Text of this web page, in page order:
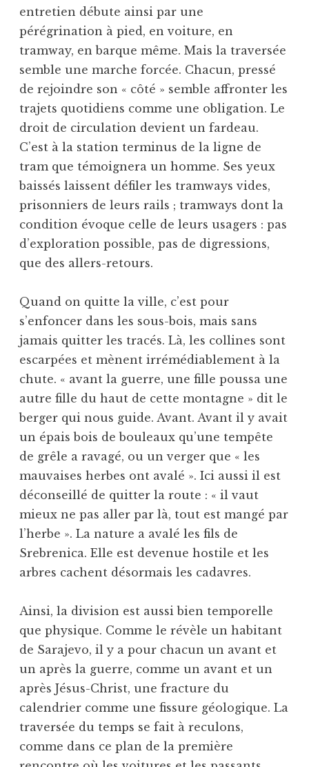
entretien débute ainsi par une
pérégrination à pied, en voiture, en
tramway, en barque même. Mais la traversée
semble une marche forcée. Chacun, pressé
de rejoindre son « côté » semble affronter les
trajets quotidiens comme une obligation. Le
droit de circulation devient un fardeau.
C’est à la station terminus de la ligne de
tram que témoignera un homme. Ses yeux
baissés laissent défiler les tramways vides,
prisonniers de leurs rails ; tramways dont la
condition évoque celle de leurs usagers : pas
d’exploration possible, pas de digressions,
que des allers-retours.
Quand on quitte la ville, c’est pour
s’enfoncer dans les sous-bois, mais sans
jamais quitter les tracés. Là, les collines sont
escarpées et mènent irrémédiablement à la
chute. « avant la guerre, une fille poussa une
autre fille du haut de cette montagne » dit le
berger qui nous guide. Avant. Avant il y avait
un épais bois de bouleaux qu’une tempête
de grêle a ravagé, ou un verger que « les
mauvaises herbes ont avalé ». Ici aussi il est
déconseillé de quitter la route : « il vaut
mieux ne pas aller par là, tout est mangé par
l’herbe ». La nature a avalé les fils de
Srebrenica. Elle est devenue hostile et les
arbres cachent désormais les cadavres.
Ainsi, la division est aussi bien temporelle
que physique. Comme le révèle un habitant
de Sarajevo, il y a pour chacun un avant et
un après la guerre, comme un avant et un
après Jésus-Christ, une fracture du
calendrier comme une fissure géologique. La
traversée du temps se fait à reculons,
comme dans ce plan de la première